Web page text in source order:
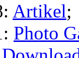
Artikel;
Photo